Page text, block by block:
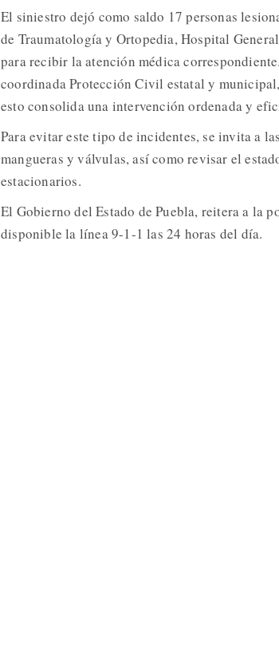
El siniestro dejó como saldo 17 personas
de Traumatología y Ortopedia, Hospital
para recibir la atención médica
coordinada Protección Civil estatal y
esto consolida una intervención ordenada y
Para evitar este tipo de incidentes, se invita a
mangueras y válvulas, así como revisar el
estacionarios.
El Gobierno del Estado de Puebla, reitera a la
disponible la línea 9-1-1 las 24 horas del día.